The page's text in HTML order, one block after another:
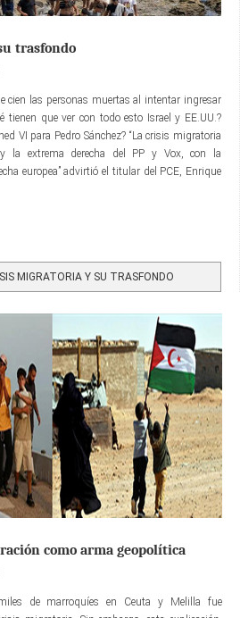
trasfondo
cien las personas muertas al intentar ingresar
tienen que ver con todo esto Israel y EE.UU.?
VI para Pedro Sánchez? “La crisis migratoria
la extrema derecha del PP y Vox, con la
europea” advirtió el titular del PCE, Enrique
MIGRATORIA Y SU TRASFONDO
como arma geopolítica
de marroquíes en Ceuta y Melilla fue